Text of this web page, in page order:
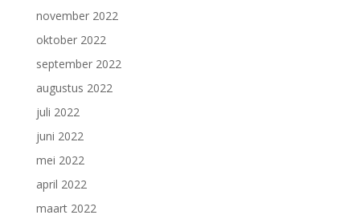
november 2022
oktober 2022
september 2022
augustus 2022
juli 2022
juni 2022
mei 2022
april 2022
maart 2022